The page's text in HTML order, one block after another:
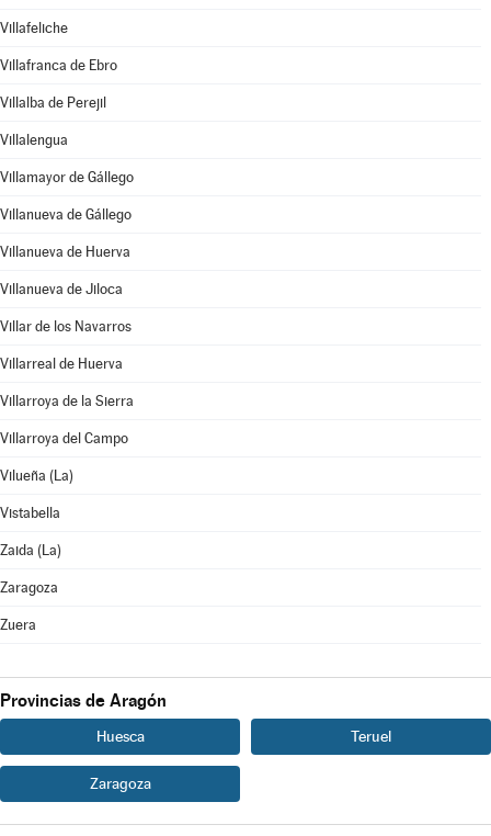
Villafeliche
Villafranca de Ebro
Villalba de Perejil
Villalengua
Villamayor de Gállego
Villanueva de Gállego
Villanueva de Huerva
Villanueva de Jiloca
Villar de los Navarros
Villarreal de Huerva
Villarroya de la Sierra
Villarroya del Campo
Vilueña (La)
Vistabella
Zaida (La)
Zaragoza
Zuera
Provincias de Aragón
Huesca Teruel
Zaragoza